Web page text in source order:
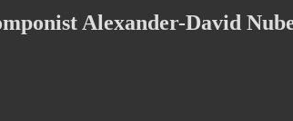
Alexander-David